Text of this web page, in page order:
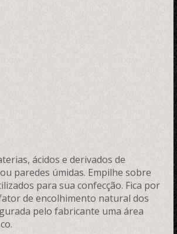
ácidos e derivados de
paredes úmidas. Empilhe sobre
para sua confecção. Fica por
de encolhimento natural dos
pelo fabricante uma área